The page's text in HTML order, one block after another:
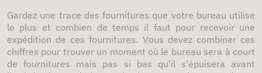
Gardez une trace des fournitures que votre bureau utilise
le plus et combien de temps il faut pour recevoir une
expédition de ces fournitures. Vous devez combiner ces
chiffres pour trouver un moment où le bureau sera à court
de fournitures mais pas si bas qu'il s'épuisera avant